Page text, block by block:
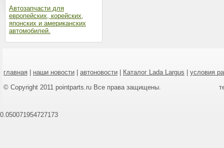
Автозапчасти для
европейских, корейских,
японских и американских
автомобилей.
главная наши новости автоновости Каталог Lada Largus
условия
© Copyright 2011 pointparts.ru Все права защищены.
0.050071954727173